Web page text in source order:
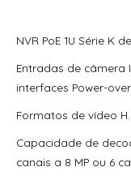
Monitoramento
71000Bep0N01A |
V1000
72000Bep0N01A |
V2000
900Ltnnek00017 |
NVR PoE 1U Série K
Entradas de câmera
interfaces Power-
Formatos de vídeo
Capacidade de
canais a 8 MP ou 6